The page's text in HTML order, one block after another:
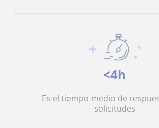
<4h
Es el tiempo medio de
solicitudes